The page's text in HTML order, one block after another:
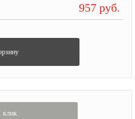
957 руб.
клик